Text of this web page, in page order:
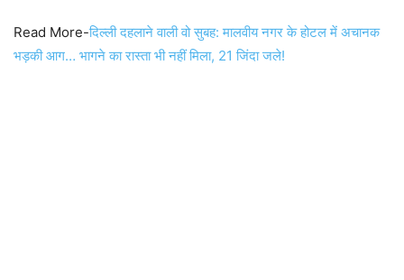
Read More-दिल्ली दहलाने वाली वो सुबह: मालवीय नगर के होटल में अचानक
भड़की आग… भागने का रास्ता भी नहीं मिला, 21 जिंदा जले!